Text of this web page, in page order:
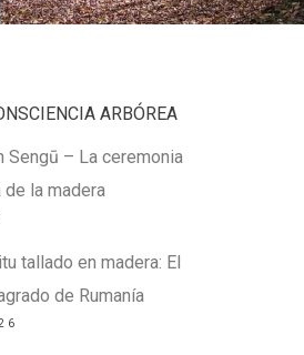
ARBÓREA
Sengū – La ceremonia
de la madera
tallado en madera: El
de Rumanía